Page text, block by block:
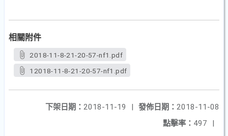
相關附件
2018-11-8-21-20-57-nf1.pdf
12018-11-8-21-20-57-nf1.pdf
發佈日期： 2018-11-08
下架日期： 2018-11-19
|
點擊率： 497 |